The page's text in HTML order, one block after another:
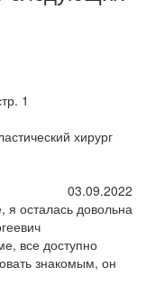
1
хирург
03.09.2022
осталась довольна
все доступно
знакомым, он